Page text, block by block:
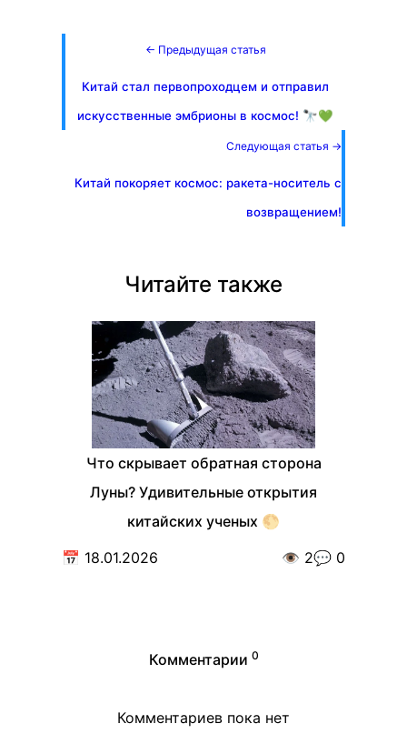
← Предыдущая статья
Китай стал первопроходцем и отправил
искусственные эмбрионы в космос! 🔭💚
Следующая статья →
Китай покоряет космос: ракета-носитель с
возвращением!
Читайте также
Что скрывает обратная сторона
Луны? Удивительные открытия
китайских ученых 🌕
📅 18.01.2026 👁️ 2💬 0
Комментарии 0
Комментариев пока нет